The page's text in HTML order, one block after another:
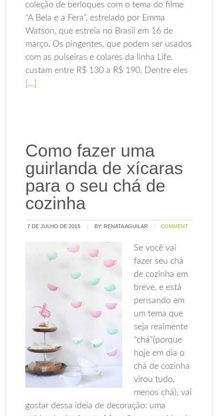
coleção de berloques com o tema do filme
“A Bela e a Fera”, estrelado por Emma
Watson, que estreia no Brasil em 16 de
março. Os pingentes, que podem ser usados
com as pulseiras e colares da linha Life,
custam entre R$ 130 a R$ 190. Dentre eles
[…]
Como fazer uma
guirlanda de xícaras
para o seu chá de
cozinha
7 DE JULHO DE 2015 BY: RENATA AGUILAR COMMENT
Se você vai
fazer seu chá
de cozinha em
breve, e está
pensando em
um tema que
seja realmente
“chá”(porque
hoje em dia o
chá de cozinha
virou tudo,
menos chá), vai
gostar dessa ideia de decoração: uma